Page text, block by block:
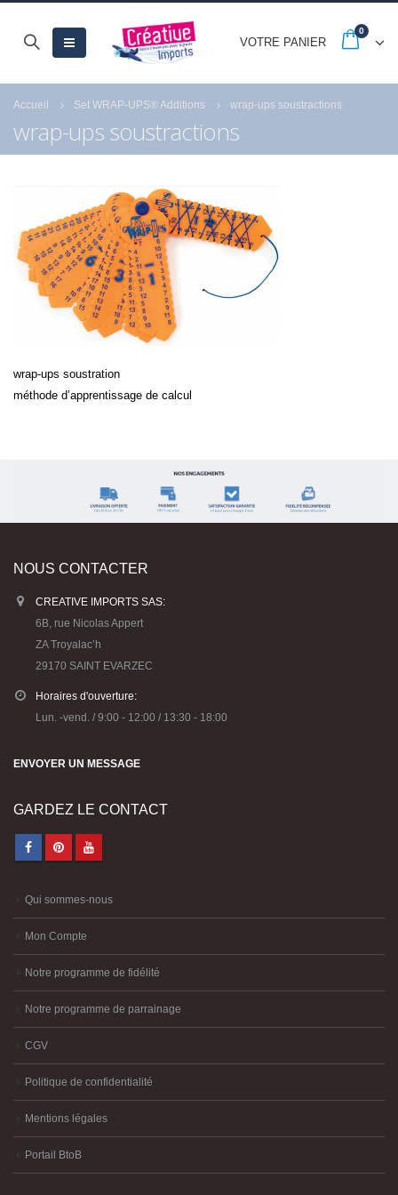
VOTRE PANIER
0
Accueil Set WRAP-UPS® Additions wrap-ups soustractions
wrap-ups soustractions
wrap-ups soustration
méthode d’apprentissage de calcul
NOUS CONTACTER
CREATIVE IMPORTS SAS:
6B, rue Nicolas Appert
ZA Troyalac’h
29170 SAINT EVARZEC
Horaires d'ouverture:
Lun. -vend. / 9:00 - 12:00 / 13:30 - 18:00
ENVOYER UN MESSAGE
GARDEZ LE CONTACT
Qui sommes-nous
Mon Compte
Notre programme de fidélité
Notre programme de parrainage
CGV
Politique de confidentialité
Mentions légales
Portail BtoB